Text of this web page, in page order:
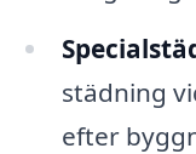
städning
efter